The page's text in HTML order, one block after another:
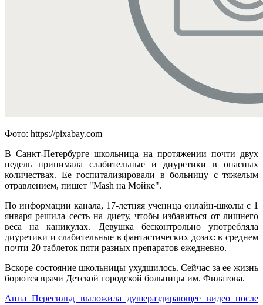
Фото: https://pixabay.com
В Санкт-Петербурге школьница на протяжении почти двух
недель принимала слабительные и диуретики в опасных
количествах. Ее госпитализировали в больницу с тяжелым
отравлением, пишет "Mash на Мойке".
По информации канала, 17-летняя ученица онлайн-школы с 1
января решила сесть на диету, чтобы избавиться от лишнего
веса на каникулах. Девушка бесконтрольно употребляла
диуретики и слабительные в фантастических дозах: в среднем
почти 20 таблеток пяти разных препаратов ежедневно.
Вскоре состояние школьницы ухудшилось. Сейчас за ее жизнь
борются врачи Детской городской больницы им. Филатова.
Анна Пересильд выложила душераздирающее видео после